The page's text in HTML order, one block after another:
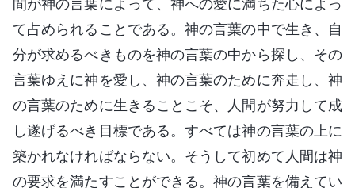
て占められることである。神の言葉の中で生き、自
分が求めるべきものを神の言葉の中から探し、その
言葉ゆえに神を愛し、神の言葉のために奔走し、神
の言葉のために生きることこそ、人間が努力して成
し遂げるべき目標である。すべては神の言葉の上に
築かれなければならない。そうして初めて人間は神
の要求を満たすことができる。神の言葉を備えてい